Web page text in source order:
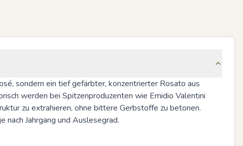
sondern ein tief gefärbter, konzentrierter Rosato aus
werden bei Spitzenproduzenten wie Emidio Valentini
zu extrahieren, ohne bittere Gerbstoffe zu betonen.
nach Jahrgang und Auslesegrad.